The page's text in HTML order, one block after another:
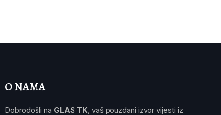
O NAMA
Dobrodošli na GLAS TK , vaš pouzdani izvor vijesti iz